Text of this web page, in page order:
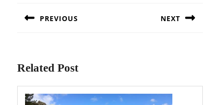
PREVIOUS NEXT
Related Post